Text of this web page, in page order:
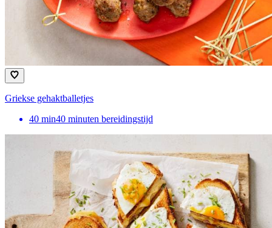
Griekse gehaktballetjes
40 min40 minuten bereidingstijd